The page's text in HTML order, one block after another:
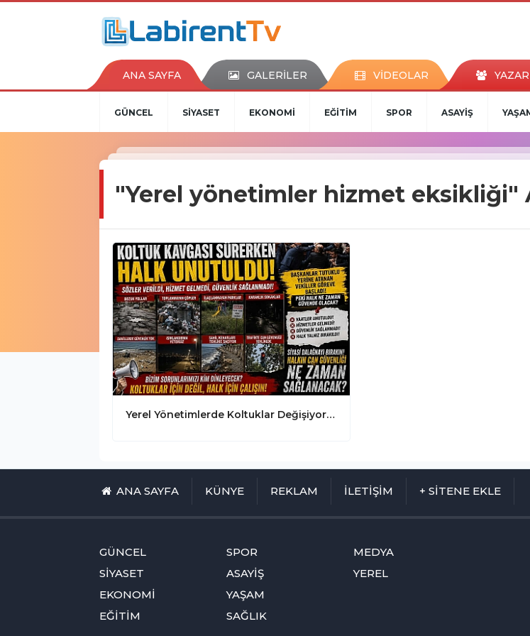
ANA SAYFA GALERİLER VİDEOLAR
GÜNCEL SİYASET EKONOMİ EĞİTİM SPOR ASAYİŞ
"Yerel yönetimler hizmet eksikliği"
Yerel Yönetimlerde Koltuklar Değişiyor Vatandaşın Hizmet Çilesi Büyüyor
ANA SAYFA KÜNYE REKLAM İLETİŞİM + SİTENE EKLE
GÜNCEL
SİYASET
EKONOMİ
EĞİTİM
SPOR
ASAYİŞ
YAŞAM
SAĞLIK
MEDYA
YEREL